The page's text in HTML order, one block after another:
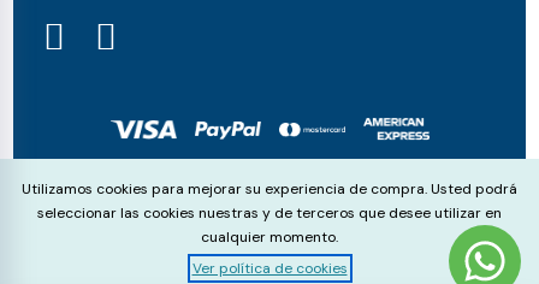
© anphibius, 2026
Pago 100% seguros con:
Cookie Consent
Utilizamos cookies para mejorar su experiencia de compra. Usted podrá
seleccionar las cookies nuestras y de terceros que desee utilizar en
cualquier momento.
Ver política de cookies